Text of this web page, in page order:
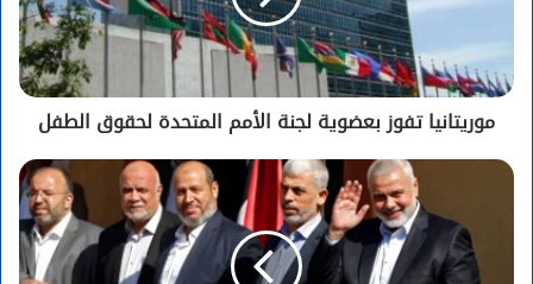
موريتانيا تفوز بعضوية لجنة الأمم المتحدة لحقوق الطفل